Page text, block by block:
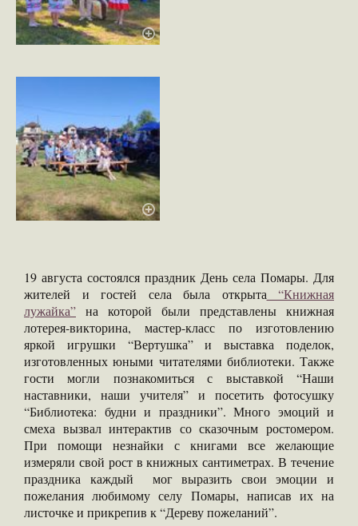
19 августа состоялся праздник День села Помары. Для
жителей и гостей села была открыта “Книжная
лужайка” на которой были представлены книжная
лотерея-викторина, мастер-класс по изготовлению
яркой игрушки “Вертушка” и выставка поделок,
изготовленных юными читателями библиотеки. Также
гости могли познакомиться с выставкой “Наши
наставники, наши учителя” и посетить фотосушку
“Библиотека: будни и праздники”. Много эмоций и
смеха вызвал интерактив со сказочным ростомером.
При помощи незнайки с книгами все желающие
измеряли свой рост в книжных сантиметрах. В течение
праздника каждый мог выразить свои эмоции и
пожелания любимому селу Помары, написав их на
листочке и прикрепив к “Дереву пожеланий”.